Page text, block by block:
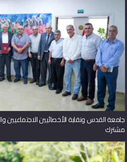
جامعة القدس ونقابة الأخصائيين الاجتماعيين
مشترك